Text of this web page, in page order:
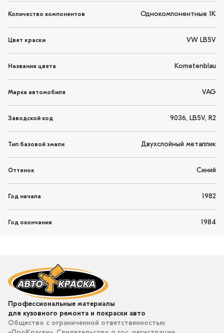
Количество компонентов Однокомпонентные 1K
Цвет краски VW LB5V
Название цвета Kometenblau
Марка автомобиля VAG
Заводской код 9036, LB5V, R2
Тип базовой эмали Двухслойный металлик
Оттенок Синий
Год начала 1982
Год окончания 1984
Профессиональные материалы
для кузовного ремонта и покраски авто
Общество с ограниченной ответственностью